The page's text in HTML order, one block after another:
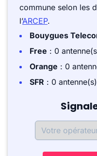
commune selon les
l’ARCEP.
Bouygues
Free : 0
Orange : 0
SFR : 0